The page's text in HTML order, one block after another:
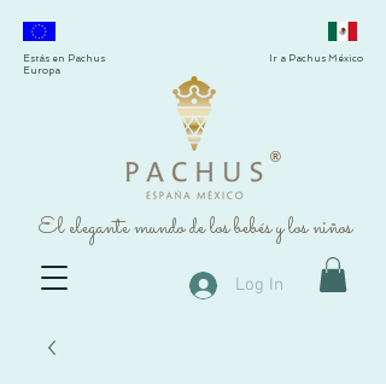
®
El elegante mundo de los bebés y los niños
Estás en Pachus
Europa
Ir a Pachus México
Log In